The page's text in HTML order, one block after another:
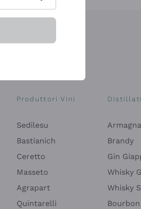
Produttori Vini
Sedilesu
Bastianich
Ceretto
Masseto
Agrapart
Quintarelli
Distillati
Brandy
Gin
Whisky
Whisky
Bourbon